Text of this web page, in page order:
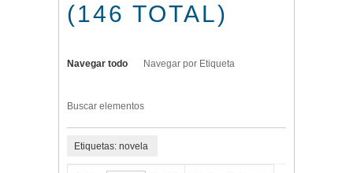
(146 TOTAL)
Navegar todo Navegar por Etiqueta
Buscar elementos
Etiquetas: novela